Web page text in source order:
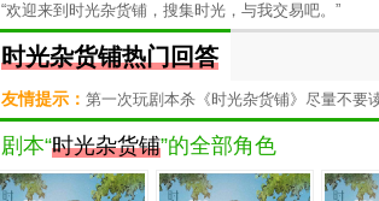
“欢迎来到时光杂货铺，搜集时光，与我交易吧。”
时光杂货铺热门回答
友情提示： 第一次玩剧本杀《时光杂货铺》尽量不要
剧本“时光杂货铺”的全部角色